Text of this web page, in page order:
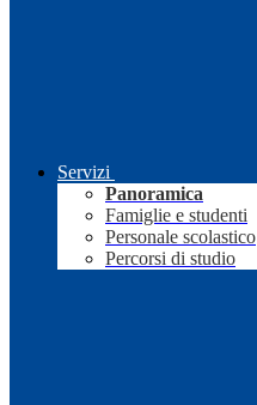
Servizi
Panoramica
Famiglie e studenti
Personale scolastico
Percorsi di studio